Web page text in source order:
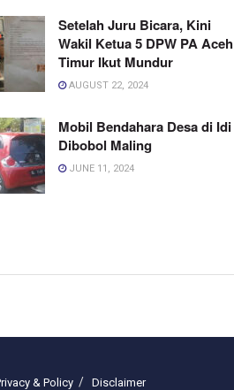
Setelah Juru Bicara, Kini
Wakil Ketua 5 DPW PA Aceh
Timur Ikut Mundur
AUGUST 22, 2024
Mobil Bendahara Desa di Idi
Dibobol Maling
JUNE 11, 2024
& Policy Disclaimer